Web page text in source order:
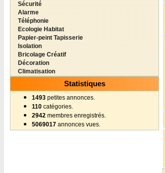
Sécurité
Alarme
Téléphonie
Ecologie Habitat
Papier-peint Tapisserie
Isolation
Bricolage Créatif
Décoration
Climatisation
Statistiques
1493 petites annonces.
110 catégories.
2942 membres enregistrés.
5069017 annonces vues.